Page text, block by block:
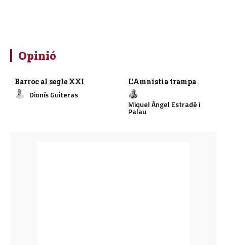
Opinió
Barroc al segle XXI
Dionís Guiteras
L’Amnistia trampa
Miquel Àngel Estradé i
Palau